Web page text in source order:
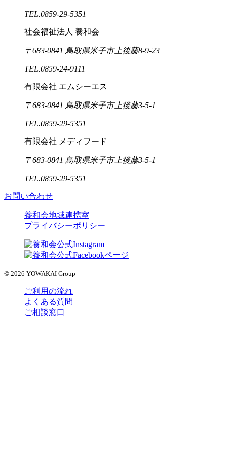
TEL.0859-29-5351
社会福祉法人 養和会
〒683-0841 鳥取県米子市上後藤8-9-23
TEL.0859-24-9111
有限会社 エムシーエス
〒683-0841 鳥取県米子市上後藤3-5-1
TEL.0859-29-5351
有限会社 メディフード
〒683-0841 鳥取県米子市上後藤3-5-1
TEL.0859-29-5351
お問い合わせ
養和会地域連携室
プライバシーポリシー
© 2026 YOWAKAI Group
ご利用の流れ
よくある質問
ご相談窓口